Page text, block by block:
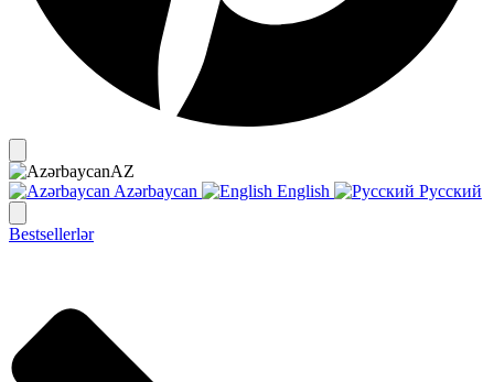
AZ
Azərbaycan
English Русский
Bestsellerlər